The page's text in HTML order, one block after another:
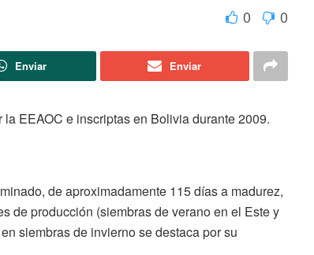
0 0
Enviar Enviar
EEAOC e inscriptas en Bolivia durante 2009.
de aproximadamente 115 días a madurez,
de producción (siembras de verano en el Este y
siembras de invierno se destaca por su